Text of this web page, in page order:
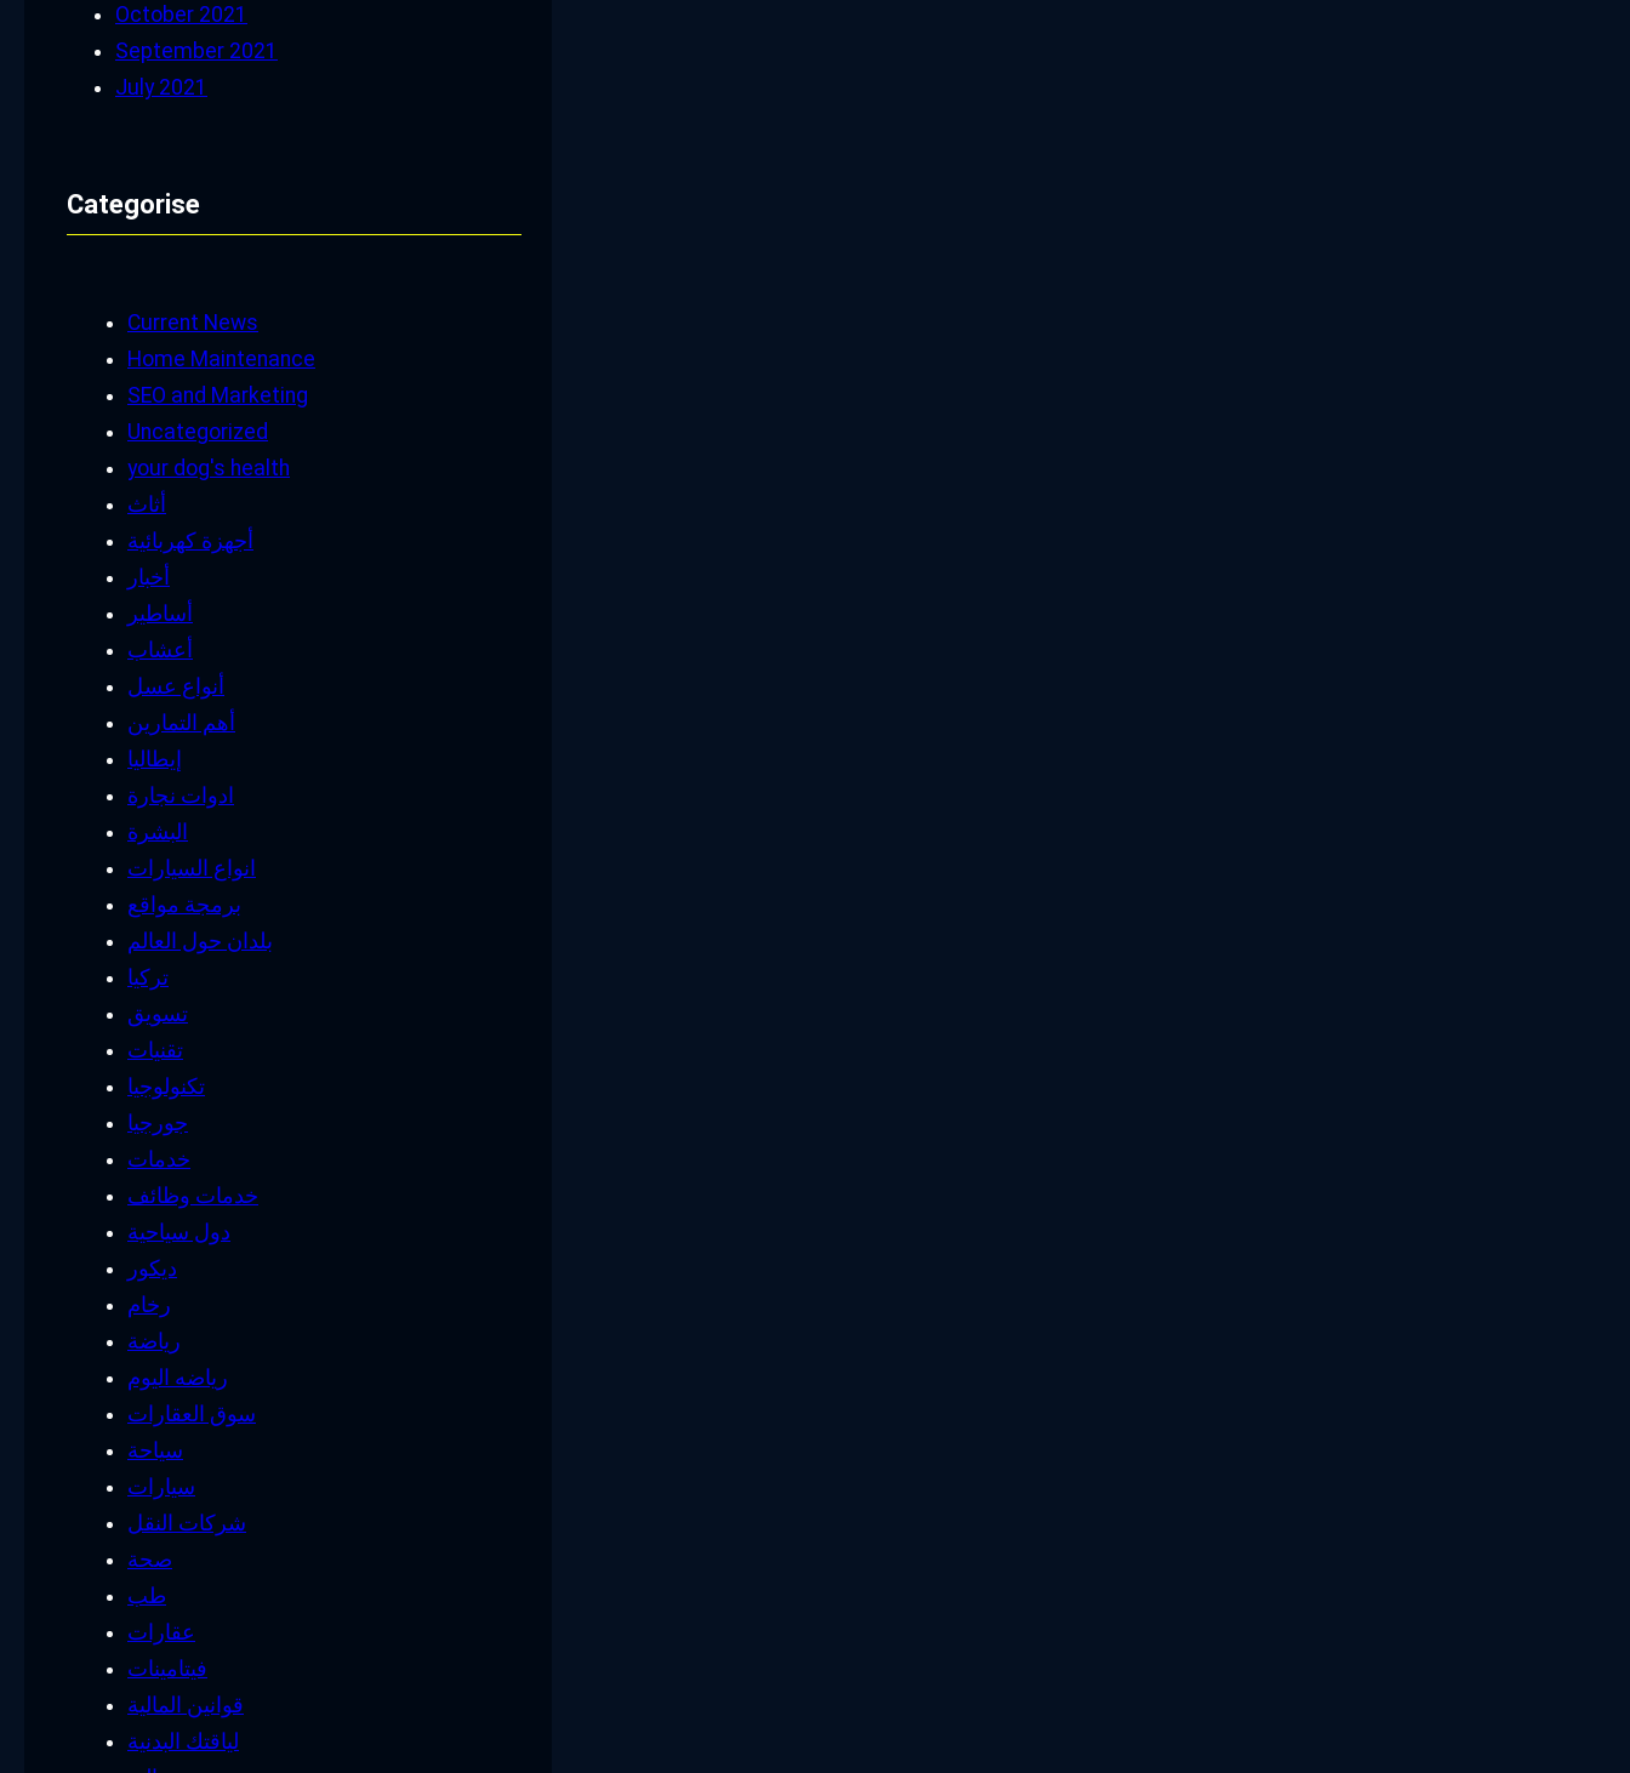
October 2021
September 2021
July 2021
Categorise
Current News
Home Maintenance
SEO and Marketing
Uncategorized
your dog's health
أثاث
أجهزة كهربائية
أخبار
أساطير
أعشاب
أنواع عسل
أهم التمارين
إيطاليا
ادوات نجارة
البشرة
انواع السيارات
برمجة مواقع
بلدان حول العالم
تركيا
تسويق
تقنيات
تكنولوجيا
جورجيا
خدمات
خدمات وظائف
دول سياحية
ديكور
رخام
رياضة
رياضه اليوم
سوق العقارات
سياحة
سيارات
شركات النقل
صحة
طب
عقارات
فيتامينات
قوانين المالية
لياقتك البدنية